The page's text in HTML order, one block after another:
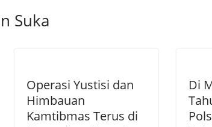
Suka
Operasi Yustisi dan
Himbauan
Kamtibmas Terus di
Di